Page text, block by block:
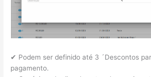
✔ Podem ser definido até 3 ´Descontos
pagamento.